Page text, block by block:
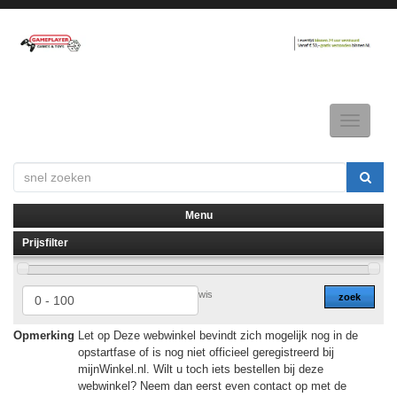
Toggle
▼
▼
Menu
Prijsfilter
zoek
wis
Opmerking Let op Deze webwinkel bevindt zich mogelijk nog in de
opstartfase of is nog niet officieel geregistreerd bij
mijnWinkel.nl. Wilt u toch iets bestellen bij deze
webwinkel? Neem dan eerst even contact op met de